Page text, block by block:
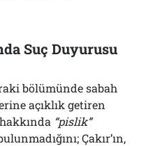
Suç Duyurusu
bölümünde sabah
açıklık getiren
“pislik”
Çakır’ın,